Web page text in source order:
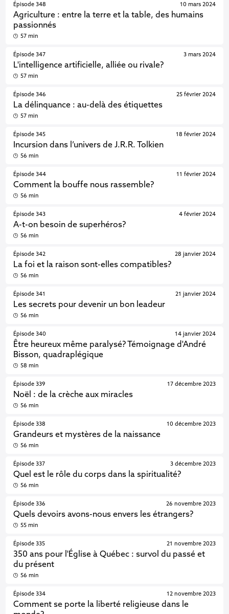
Épisode 348
Agriculture : entre la terre et la table, des humains
passionnés
10 mars 2024
57 min
Épisode 347
L'intelligence artificielle, alliée ou rivale?
3 mars 2024
57 min
Épisode 346
La délinquance : au-delà des étiquettes
25 février 2024
57 min
Épisode 345
Incursion dans l’univers de J.R.R. Tolkien
18 février 2024
56 min
Épisode 344
Comment la bouffe nous rassemble?
11 février 2024
56 min
Épisode 343
A-t-on besoin de superhéros?
4 février 2024
56 min
Épisode 342
La foi et la raison sont-elles compatibles?
28 janvier 2024
56 min
Épisode 341
Les secrets pour devenir un bon leadeur
21 janvier 2024
56 min
Épisode 340
Être heureux même paralysé? Témoignage d'André
Bisson, quadraplégique
14 janvier 2024
58 min
Épisode 339
Noël : de la crèche aux miracles
17 décembre 2023
56 min
Épisode 338
Grandeurs et mystères de la naissance
10 décembre 2023
56 min
Épisode 337
Quel est le rôle du corps dans la spiritualité?
3 décembre 2023
56 min
Épisode 336
Quels devoirs avons-nous envers les étrangers?
26 novembre 2023
55 min
Épisode 335
350 ans pour l'Église à Québec : survol du passé et
du présent
21 novembre 2023
56 min
Épisode 334
Comment se porte la liberté religieuse dans le
12 novembre 2023